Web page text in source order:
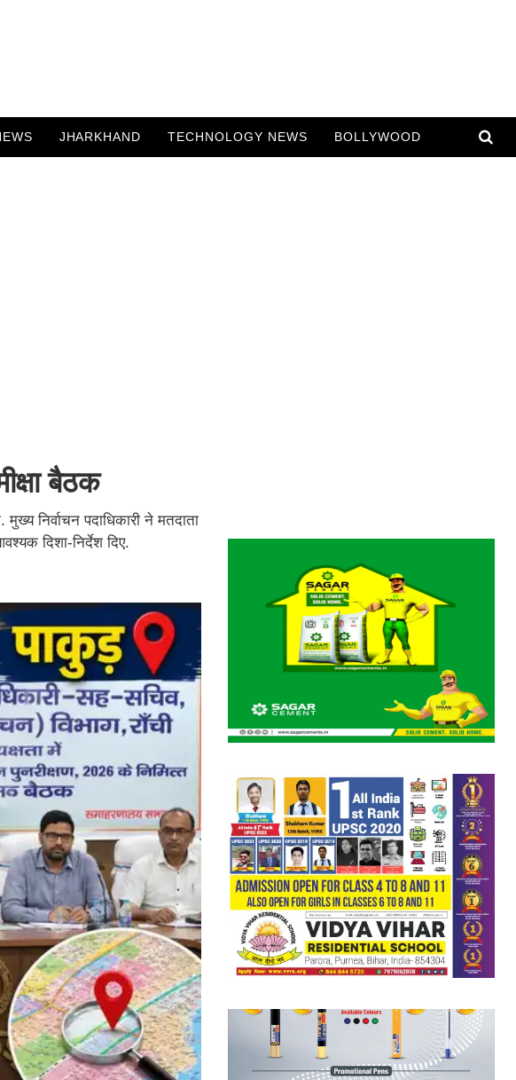
JHARKHAND TECHNOLOGY NEWS BOLLYWOOD
बैठक
निर्वाचन पदाधिकारी ने मतदाता
दिशा-निर्देश दिए.